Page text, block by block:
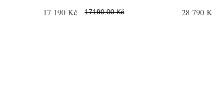
17 190 Kč 17190.00 Kč 28 790